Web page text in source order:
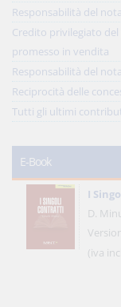
Responsabilità del
Credito privilegiato
promesso in vendita
Responsabilità del
Reciprocità delle
Tutti gli ultimi
E-Book
I
D.
(iva